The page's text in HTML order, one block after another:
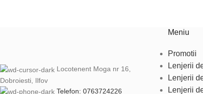
Locotenent Moga nr 16,
Dobroiesti, Ilfov
Telefon: 0763724226
Meniu
Promotii
Lenjerii
Lenjerii
Lenjerii